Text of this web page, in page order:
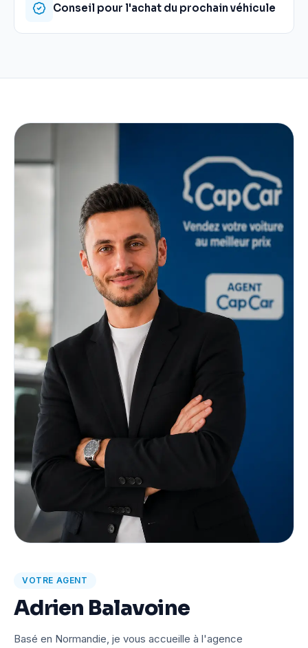
Conseil pour l'achat du prochain véhicule
VOTRE AGENT
Adrien Balavoine
Basé en Normandie, je vous accueille à l'agence